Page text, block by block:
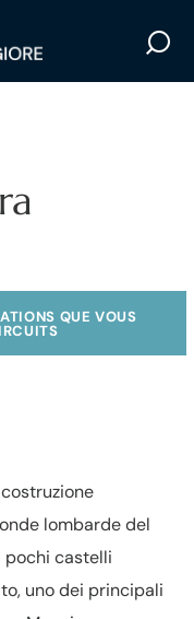
QUE VOUS
lombarde del
pochi castelli
uno dei principali